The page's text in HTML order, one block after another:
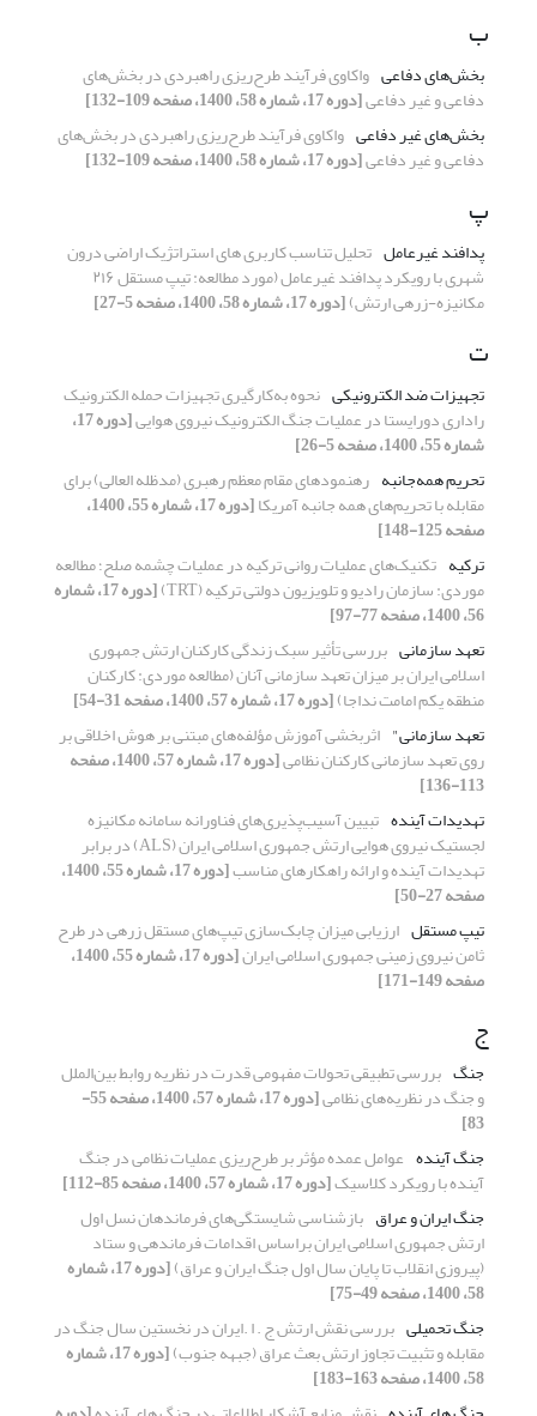
ب
بخش‌های دفاعی واکاوی فرآیند طرح‌ریزی راهبردی در بخش‌های
دفاعی و غیر دفاعی[دوره 17، شماره 58، 1400، صفحه 109-132]
بخش‌های غیر دفاعی واکاوی فرآیند طرح‌ریزی راهبردی در بخش‌های
دفاعی و غیر دفاعی[دوره 17، شماره 58، 1400، صفحه 109-132]
پ
پدافند غیرعامل تحلیل تناسب کاربری های استراتژیک اراضی درون
شهری با رویکرد پدافند غیرعامل (مورد مطالعه: تیپ مستقل ۲۱۶
مکانیزه-زرهی ارتش)[دوره 17، شماره 58، 1400، صفحه 5-27]
ت
تجهیزات ضد الکترونیکی نحوه به‌کارگیری تجهیزات حمله الکترونیک
راداری دورایستا در عملیات جنگ الکترونیک نیروی هوایی [دوره 17،
شماره 55، 1400، صفحه 5-26]
تحریم همه‌جانبه رهنمودهای مقام معظم رهبری (مدظله العالی) برای
مقابله با تحریم‌های همه جانبه آمریکا [دوره 17، شماره 55، 1400،
صفحه 125-148]
ترکیه تکنیک‌های عملیات روانی ترکیه در عملیات چشمه صلح؛ مطالعه
موردی: سازمان رادیو و تلویزیون دولتی ترکیه (TRT) [دوره 17، شماره
56، 1400، صفحه 77-97]
تعهد سازمانی بررسی تأثیر سبک زندگی کارکنان ارتش جمهوری
اسلامی ایران بر میزان تعهد سازمانی آنان (مطالعه موردی: کارکنان
منطقه یکم امامت نداجا)[دوره 17، شماره 57، 1400، صفحه 31-54]
تعهد سازمانی" اثربخشی آموزش مؤلفه‌های مبتنی بر هوش اخلاقی بر
روی تعهد سازمانی کارکنان نظامی [دوره 17، شماره 57، 1400، صفحه
113-136]
تهدیدات آینده تبیین آسیب‌پذیری‌های فناورانه سامانه مکانیزه
لجستیک نیروی هوایی ارتش جمهوری اسلامی ایران (ALS) در برابر
تهدیدات آینده و ارائه راهکارهای مناسب [دوره 17، شماره 55، 1400،
صفحه 27-50]
تیپ‌ مستقل ارزیابی میزان چابک‌سازی تیپ‌های مستقل زرهی در طرح
ثامن نیروی زمینی جمهوری اسلامی ایران [دوره 17، شماره 55، 1400،
صفحه 149-171]
ج
جنگ بررسی تطبیقی تحولات مفهومی قدرت در نظریه روابط بین‌الملل
و جنگ در نظریه‌های نظامی [دوره 17، شماره 57، 1400، صفحه 55-
83]
جنگ آینده عوامل عمده مؤثر بر طرح‌ریزی عملیات نظامی در جنگ
آینده با رویکرد کلاسیک[دوره 17، شماره 57، 1400، صفحه 85-112]
جنگ ایران و عراق بازشناسی شایستگی‌های فرماندهان نسل اول
ارتش جمهوری اسلامی ایران براساس اقدامات فرماندهی و ستاد
(پیروزی انقلاب تا پایان سال اول جنگ ایران و عراق) [دوره 17، شماره
58، 1400، صفحه 49-75]
جنگ تحمیلی بررسی نقش ارتش ج . ا .ایران در نخستین سال جنگ در
مقابله و تثبیت تجاوز ارتش بعث عراق (جبهه جنوب) [دوره 17، شماره
58، 1400، صفحه 163-183]